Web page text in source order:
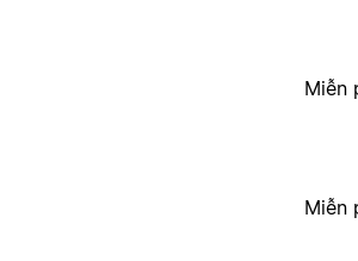
Miễn
Miễn